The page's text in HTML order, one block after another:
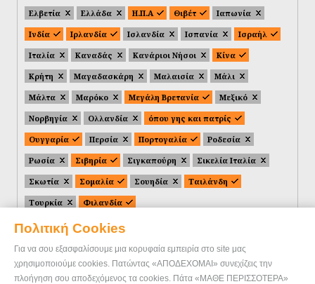
Πολιτική Cookies
Για να σου εξασφαλίσουμε μια κορυφαία εμπειρία στο site μας
χρησιμοποιούμε cookies. Πατώντας «ΑΠΟΔΕΧΟΜΑΙ» συνεχίζεις την
πλοήγηση σου αποδεχόμενος τα cookies. Πάτα «ΜΑΘΕ ΠΕΡΙΣΣΟΤΕΡΑ»
Ελβετία
Ελλάδα Η.Π.Α Θιβέτ
Ιαπωνία
Ινδία
Ιρλανδία Ισλανδία Ισπανία
Ισραήλ
Ιταλία
Καναδάς Κανάριοι Νήσοι
Κίνα
Κρήτη
Μαγαδασκάρη Μαλαισία
Μάλι
Μάλτα
Μαρόκο Μεγάλη Βρετανία
Μεξικό
Νορβηγία
Ολλανδία
όπου γης και πατρίς
Ουγγαρία
Περσία Πορτογαλία
Ροδεσία
Ρωσία
Σιβηρία Σιγκαπούρη
Σικελία Ιταλία
Σκωτία
Σομαλία Σουηδία
Ταιλάνδη
Τουρκία
Φιλανδία